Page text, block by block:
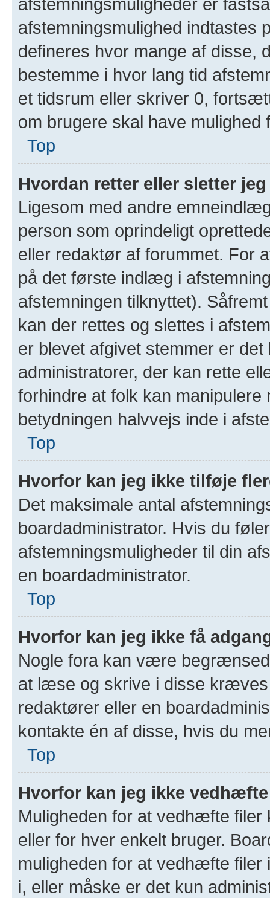
afstemningsmulighed indtastes
defineres hvor mange af disse,
bestemme i hvor lang tid
et tidsrum eller skriver 0,
om brugere skal have
Top
Hvordan retter eller sletter
Ligesom med andre
person som oprindeligt
eller redaktør af forummet. For
på det første indlæg i
afstemningen tilknyttet).
kan der rettes og slettes i
er blevet afgivet stemmer er
administratorer, der kan rette
forhindre at folk kan
betydningen halvvejs inde i
Top
Hvorfor kan jeg ikke tilføje
Det maksimale antal
boardadministrator. Hvis du
afstemningsmuligheder til din
en boardadministrator.
Top
Hvorfor kan jeg ikke få
Nogle fora kan være
at læse og skrive i disse kræves
redaktører eller en
kontakte én af disse, hvis du
Top
Hvorfor kan jeg ikke
Muligheden for at vedhæfte filer
eller for hver enkelt bruger.
muligheden for at vedhæfte
i, eller måske er det kun